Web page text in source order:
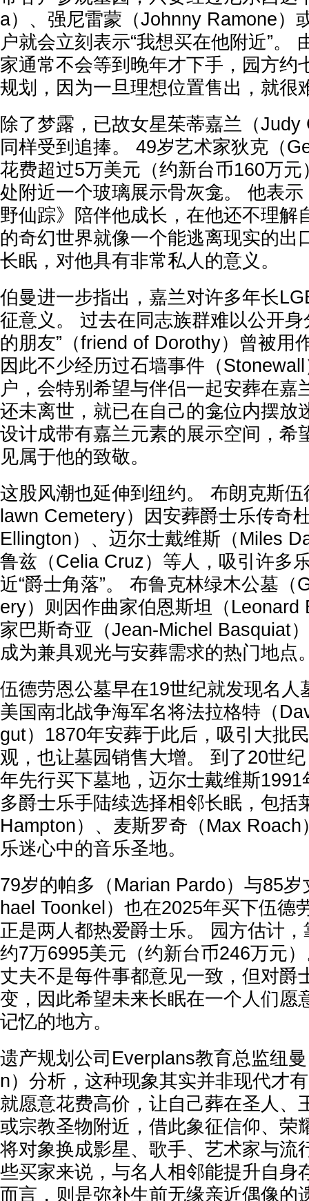
a）、强尼雷蒙（Johnny Ramone）
户就会立刻表示“我想买在他附近”。
家通常不会等到晚年才下手，园方约
规划，因为一旦理想位置售出，就很
除了梦露，已故女星茱蒂嘉兰（Judy
同样受到追捧。 49岁艺术家狄克（
花费超过5万美元（约新台币160万
处附近一个玻璃展示骨灰龛。 他表
野仙踪》陪伴他成长，在他还不理解
的奇幻世界就像一个能逃离现实的出
长眠，对他具有非常私人的意义。
伯曼进一步指出，嘉兰对许多年长
征意义。 过去在同志族群难以公开身
的朋友”（friend of Dorothy）曾被用
因此不少经历过石墙事件（
户，会特别希望与伴侣一起安葬在嘉
还未离世，就已在自己的龛位内摆放
设计成带有嘉兰元素的展示空间，希
见属于他的致敬。
这股风潮也延伸到纽约。 布朗克斯
lawn Cemetery）因安葬爵士乐传奇
Ellington）、迈尔士戴维斯（Miles
鲁兹（Celia Cruz）等人，吸引许多
近“爵士角落”。 布鲁克林绿木公墓（
ery）则因作曲家伯恩斯坦（Leonard
家巴斯奇亚（Jean-Michel Basquiat
成为兼具观光与安葬需求的热门地点
伍德劳恩公墓早在19世纪就发现名人
美国南北战争海军名将法拉格特（
gut）1870年安葬于此后，吸引大批
观，也让墓园销售大增。 到了20世
年先行买下墓地，迈尔士戴维斯
多爵士乐手陆续选择相邻长眠，包括
Hampton）、麦斯罗奇（Max Roach
乐迷心中的音乐圣地。
79岁的帕多（Marian Pardo）与85
hael Toonkel）也在2025年买下伍德
正是两人都热爱爵士乐。 园方估计
约7万6995美元（约新台币246万元
丈夫不是每件事都意见一致，但对爵
变，因此希望未来长眠在一个人们愿
记忆的地方。
遗产规划公司Everplans教育总监纽
n）分析，这种现象其实并非现代才
就愿意花费高价，让自己葬在圣人、
或宗教圣物附近，借此象征信仰、荣
将对象换成影星、歌手、艺术家与流
些买家来说，与名人相邻能提升自身
而言，则是弥补生前无缘亲近偶像的